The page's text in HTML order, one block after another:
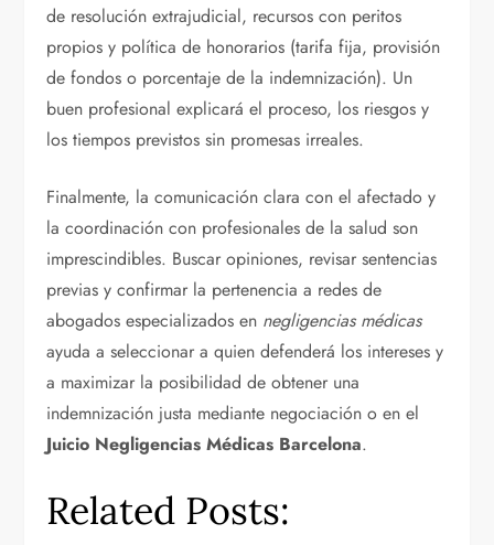
de resolución extrajudicial, recursos con peritos
propios y política de honorarios (tarifa fija, provisión
de fondos o porcentaje de la indemnización). Un
buen profesional explicará el proceso, los riesgos y
los tiempos previstos sin promesas irreales.
Finalmente, la comunicación clara con el afectado y
la coordinación con profesionales de la salud son
imprescindibles. Buscar opiniones, revisar sentencias
previas y confirmar la pertenencia a redes de
abogados especializados en negligencias médicas
ayuda a seleccionar a quien defenderá los intereses y
a maximizar la posibilidad de obtener una
indemnización justa mediante negociación o en el
Juicio Negligencias Médicas Barcelona.
Related Posts: